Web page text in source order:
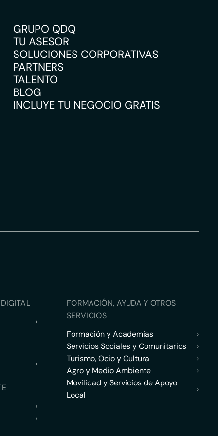
GRUPO QDQ
TU ASESOR
SOLUCIONES CORPORATIVAS
PARTNERS
TALENTO
BLOG
INCLUYE TU NEGOCIO GRATIS
›
›
›
›
FORMACIÓN, AYUDA Y OTROS
SERVICIOS
Formación y Academias
›
Servicios Sociales y Comunitarios
›
Turismo, Ocio y Cultura
›
Agro y Medio Ambiente
›
Movilidad y Servicios de Apoyo
Local
›